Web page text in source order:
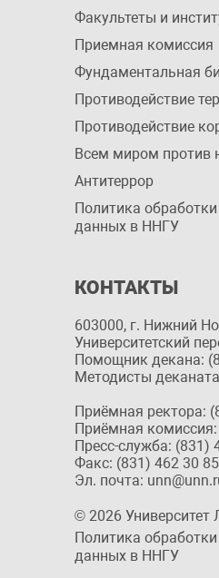
Факультеты и
Приемная комиссия
Фундаментальная
Противодействие
Противодействие
Всем миром против
Антитеррор
Политика
данных в ННГУ
КОНТАКТЫ
603000, г. Нижний
Университетский
Помощник декана:
Методисты
Приёмная ректора:
Приёмная
Пресс-служба: (831)
Факс: (831) 462 30 85
Эл. почта:
© 2026 Университет
Политика
данных в ННГУ